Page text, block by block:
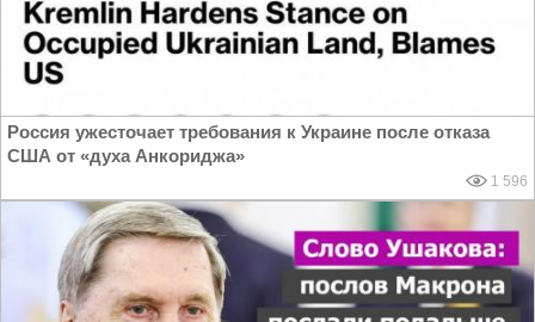
Россия ужесточает требования к Украине после отказа
США от «духа Анкориджа»
1 596